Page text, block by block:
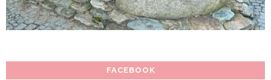
FACEBOOK